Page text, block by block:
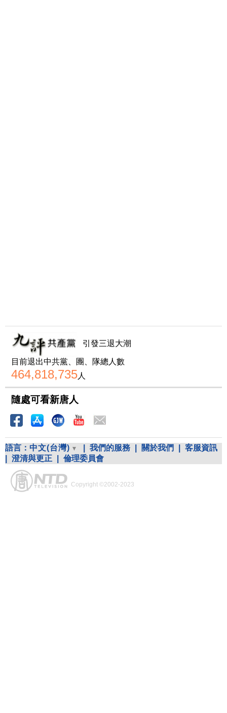
引發三退大潮
目前退出中共黨、團、隊總人數
464,818,735人
隨處可看新唐人
語言： 中文(台灣) 我們的服務 關於我們
客服資訊
澄清與更正 倫理委員會
Copyright ©2002-2023